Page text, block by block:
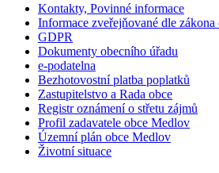
Kontakty, Povinné informace
Informace zveřejňované dle zákona
GDPR
Dokumenty obecního úřadu
e-podatelna
Bezhotovostní platba poplatků
Zastupitelstvo a Rada obce
Registr oznámení o střetu zájmů
Profil zadavatele obce Medlov
Územní plán obce Medlov
Životní situace